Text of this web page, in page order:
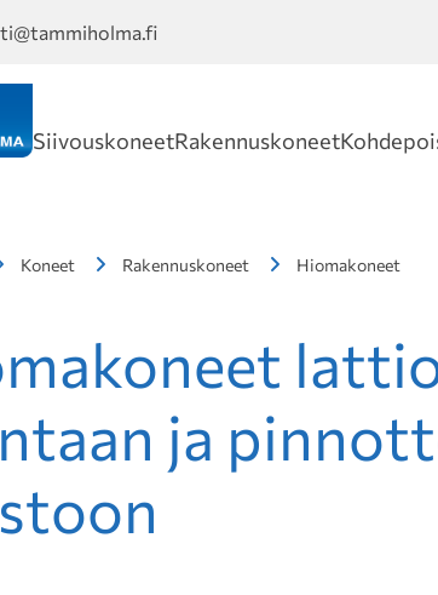
SiivouskoneetRakennuskoneet
Koneet Rakennuskoneet Hiomakoneet
ja